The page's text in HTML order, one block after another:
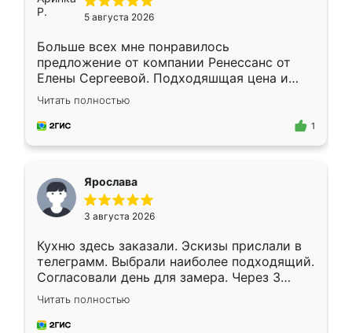
5 августа 2026
Больше всех мне понравилось
предложение от компании Ренессанс от
Елены Сергеевой. Подходяшщая цена и
короткие сроки изготовления. Приехавший
для замера сотрудник Владислав
предложил по моему эскизу самый
Читать полностью
1
Ярослава
3 августа 2026
Кухню здесь заказали. Эскизы прислали в
телеграмм. Выбрали наиболее подходящий.
Согласовали день для замера. Через 3
недели кухня была уже готова. Остались
довольны работой. Спасибо Ренессанс
мебель за качественную работу!
Читать полностью